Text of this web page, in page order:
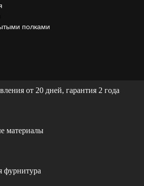
полками
от 20 дней, гарантия 2 года
материалы
фурнитура